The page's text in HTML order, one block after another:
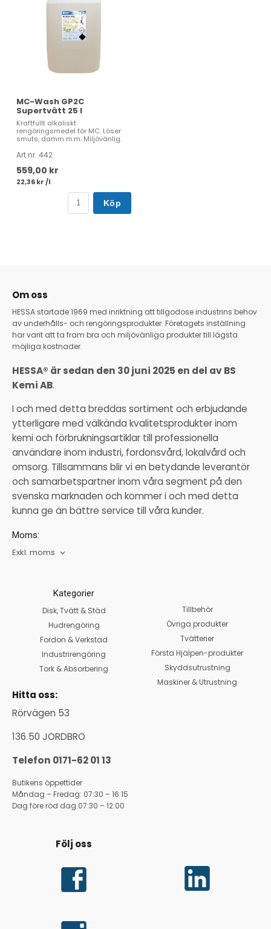
MC-Wash GP2C
Supertvätt 25 l
Kraftfullt alkaliskt
rengöringsmedel för MC. Löser
smuts, damm m.m. Miljövänlig.
Art nr. 442
559,00 kr
22,36 kr /l
Köp
Om oss
HESSA startade 1969 med inriktning att tillgodose industrins behov
av underhålls- och rengöringsprodukter. Företagets inställning
har varit att ta fram bra och miljövänliga produkter till lägsta
möjliga kostnader.
HESSA® är sedan den 30 juni 2025 en del av BS
Kemi AB.
I och med detta breddas sortiment och erbjudande
ytterligare med välkända kvalitetsprodukter inom
kemi och förbrukningsartiklar till professionella
användare inom industri, fordonsvård, lokalvård och
omsorg. Tillsammans blir vi en betydande leverantör
och samarbetspartner inom våra segment på den
svenska marknaden och kommer i och med detta
kunna ge än bättre service till våra kunder.
Moms:
Exkl. moms
Kategorier
Disk, Tvätt & Städ
Hudrengöring
Fordon & Verkstad
Industrirengöring
Tork & Absorbering
Hitta oss:
Rörvägen 53
136 50 JORDBRO
Telefon 0171-62 01 13
Butikens öppettider
Måndag – Fredag: 07:30 – 16:15
Dag före röd dag 07:30 – 12:00
Tillbehör
Övriga produkter
Tvätterier
Första Hjälpen-produkter
Skyddsutrustning
Maskiner & Utrustning
Följ oss